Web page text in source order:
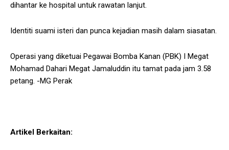
dihantar ke hospital untuk rawatan lanjut.
Identiti suami isteri dan punca kejadian masih dalam siasatan.
Operasi yang diketuai Pegawai Bomba Kanan (PBK) I Megat
Mohamad Dahari Megat Jamaluddin itu tamat pada jam 3.58
petang. -MG Perak
Artikel Berkaitan: